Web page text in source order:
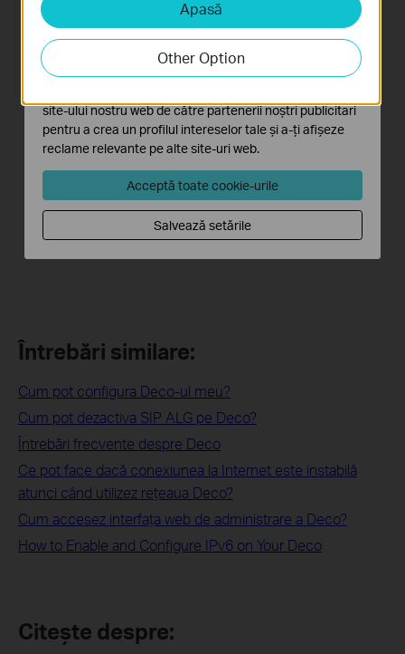
Întrebări similare:
Cum pot configura Deco-ul meu?
Cum pot dezactiva SIP ALG pe Deco?
Întrebări frecvente despre Deco
Ce pot face dacă conexiunea la Internet este instabilă
atunci când utilizez rețeaua Deco?
Cum accesez interfaţa web de administrare a Deco?
How to Enable and Configure IPv6 on Your Deco
Citește despre:
Apasă
Other Option
Cookie-uri de analiză și marketing
Cookie-urile de analiză ne permit să analizăm activitățile
tale de pe site-ul nostru web a îmbunătăți și ajusta
funcționalitatea site-ului.
site-ului nostru web de către partenerii noștri publicitari
pentru a crea un profilul intereselor tale și a-ți afișeze
reclame relevante pe alte site-uri web.
Acceptă toate cookie-urile
Salvează setările